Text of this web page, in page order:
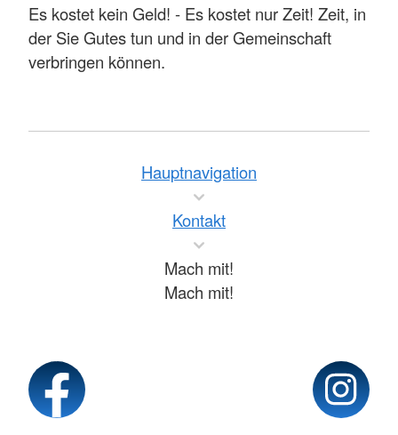
Es kostet kein Geld! - Es kostet nur Zeit! Zeit, in
der Sie Gutes tun und in der Gemeinschaft
verbringen können.
Hauptnavigation
Kontakt
Mach mit!
Mach mit!